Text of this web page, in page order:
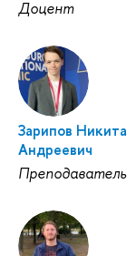
Доцент
Зарипов Никита
Андреевич
Преподаватель